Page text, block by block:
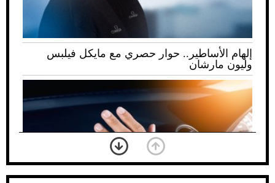
إلهام الأساطير.. حوار حصري مع مايكل فيلبس
وليون مارشان